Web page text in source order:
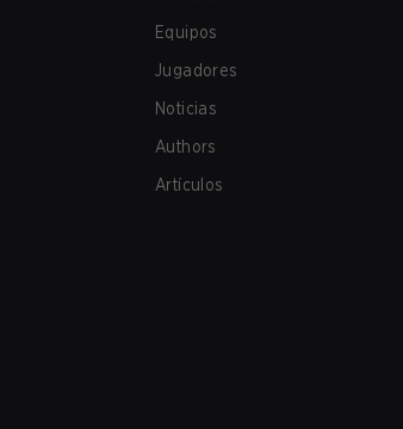
Equipos
Jugadores
Noticias
Authors
Artículos